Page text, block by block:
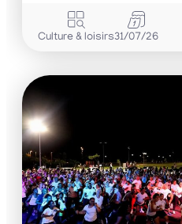
Culture & loisirs31/07/26